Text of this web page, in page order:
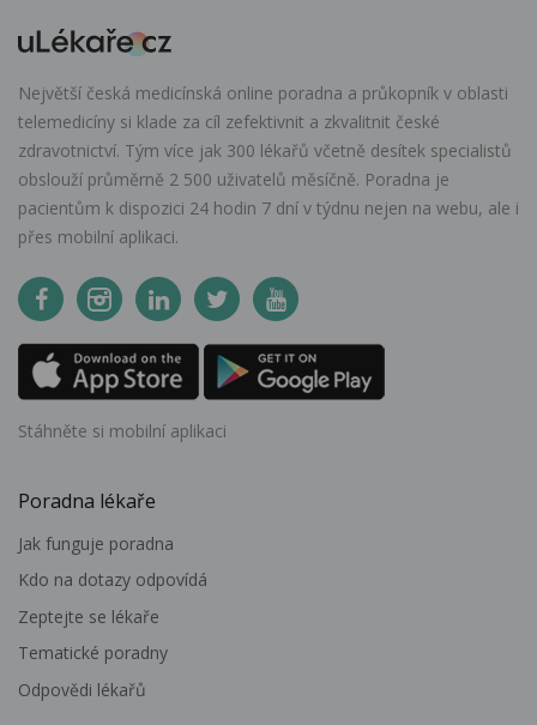
Největší česká medicínská online poradna a průkopník v oblasti
telemedicíny si klade za cíl zefektivnit a zkvalitnit české
zdravotnictví. Tým více jak 300 lékařů včetně desítek specialistů
obslouží průměrně 2 500 uživatelů měsíčně. Poradna je
pacientům k dispozici 24 hodin 7 dní v týdnu nejen na webu, ale i
přes mobilní aplikaci.
Stáhněte si mobilní aplikaci
Poradna lékaře
Jak funguje poradna
Kdo na dotazy odpovídá
Zeptejte se lékaře
Tematické poradny
Odpovědi lékařů